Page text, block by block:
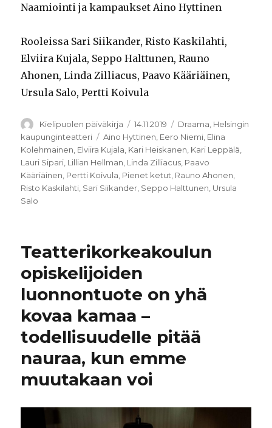
Naamiointi ja kampaukset Aino Hyttinen
Rooleissa Sari Siikander, Risto Kaskilahti,
Elviira Kujala, Seppo Halttunen, Rauno
Ahonen, Linda Zilliacus, Paavo Kääriäinen,
Ursula Salo, Pertti Koivula
Kirjoittaja
Kielipuolen päiväkirja Julkaistu
14.11.2019 Kategoriat
Draama Helsingin
kaupunginteatteri
Avainsanat
Aino Hyttinen Eero Niemi Elina
Kolehmainen Elviira Kujala Kari Heiskanen Kari Leppälä
Lauri Sipari Lillian Hellman Linda Zilliacus Paavo
Kääriäinen Pertti Koivula Pienet ketut Rauno Ahonen
Risto Kaskilahti Sari Siikander Seppo Halttunen Ursula
Salo
Teatterikorkeakoulun
opiskelijoiden
luonnontuote on yhä
kovaa kamaa –
todellisuudelle pitää
nauraa, kun emme
muutakaan voi